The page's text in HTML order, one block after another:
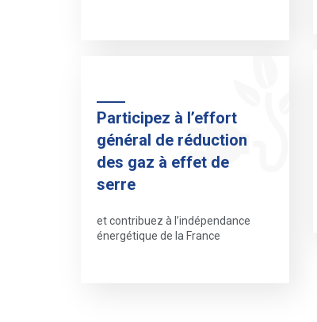
Participez à l’effort
général de réduction
des gaz à effet de
serre
et contribuez à l’indépendance
énergétique de la France